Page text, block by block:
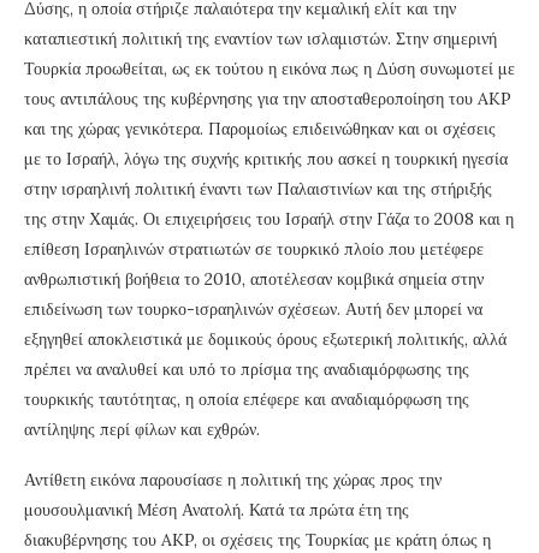
Δύσης, η οποία στήριζε παλαιότερα την κεμαλική ελίτ και την
καταπιεστική πολιτική της εναντίον των ισλαμιστών. Στην σημερινή
Τουρκία προωθείται, ως εκ τούτου η εικόνα πως η Δύση συνωμοτεί με
τους αντιπάλους της κυβέρνησης για την αποσταθεροποίηση του AKP
και της χώρας γενικότερα. Παρομοίως επιδεινώθηκαν και οι σχέσεις
με το Ισραήλ, λόγω της συχνής κριτικής που ασκεί η τουρκική ηγεσία
στην ισραηλινή πολιτική έναντι των Παλαιστινίων και της στήριξής
της στην Χαμάς. Οι επιχειρήσεις του Ισραήλ στην Γάζα το 2008 και η
επίθεση Ισραηλινών στρατιωτών σε τουρκικό πλοίο που μετέφερε
ανθρωπιστική βοήθεια το 2010, αποτέλεσαν κομβικά σημεία στην
επιδείνωση των τουρκο-ισραηλινών σχέσεων. Αυτή δεν μπορεί να
εξηγηθεί αποκλειστικά με δομικούς όρους εξωτερική πολιτικής, αλλά
πρέπει να αναλυθεί και υπό το πρίσμα της αναδιαμόρφωσης της
τουρκικής ταυτότητας, η οποία επέφερε και αναδιαμόρφωση της
αντίληψης περί φίλων και εχθρών.
Αντίθετη εικόνα παρουσίασε η πολιτική της χώρας προς την
μουσουλμανική Μέση Ανατολή. Κατά τα πρώτα έτη της
διακυβέρνησης του AKP, οι σχέσεις της Τουρκίας με κράτη όπως η